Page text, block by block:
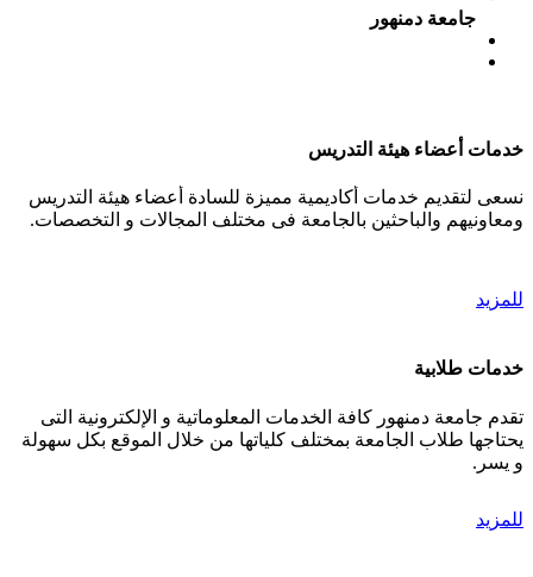
جامعة دمنهور
خدمات أعضاء هيئة التدريس
نسعى لتقديم خدمات أكاديمية مميزة للسادة أعضاء هيئة التدريس
ومعاونيهم والباحثين بالجامعة فى مختلف المجالات و التخصصات.
للمزيد
خدمات طلابية
تقدم جامعة دمنهور كافة الخدمات المعلوماتية و الإلكترونية التى
يحتاجها طلاب الجامعة بمختلف كلياتها من خلال الموقع بكل سهولة
و يسر.
للمزيد